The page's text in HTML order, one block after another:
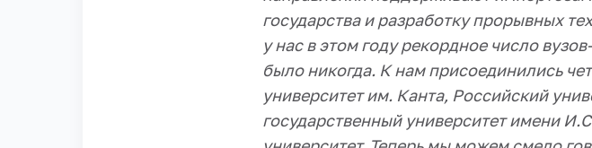
государства и разработку прорывных
у нас в этом году рекордное число
было никогда. К нам присоединились
университет им. Канта, Российский
государственный университет имени